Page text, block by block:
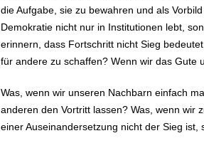
die Aufgabe, sie zu bewahren und als
Demokratie nicht nur in Institutionen lebt,
erinnern, dass Fortschritt nicht Sieg
für andere zu schaffen? Wenn wir das Gute
Was, wenn wir unseren Nachbarn einfach
anderen den Vortritt lassen? Was, wenn wir
einer Auseinandersetzung nicht der Sieg